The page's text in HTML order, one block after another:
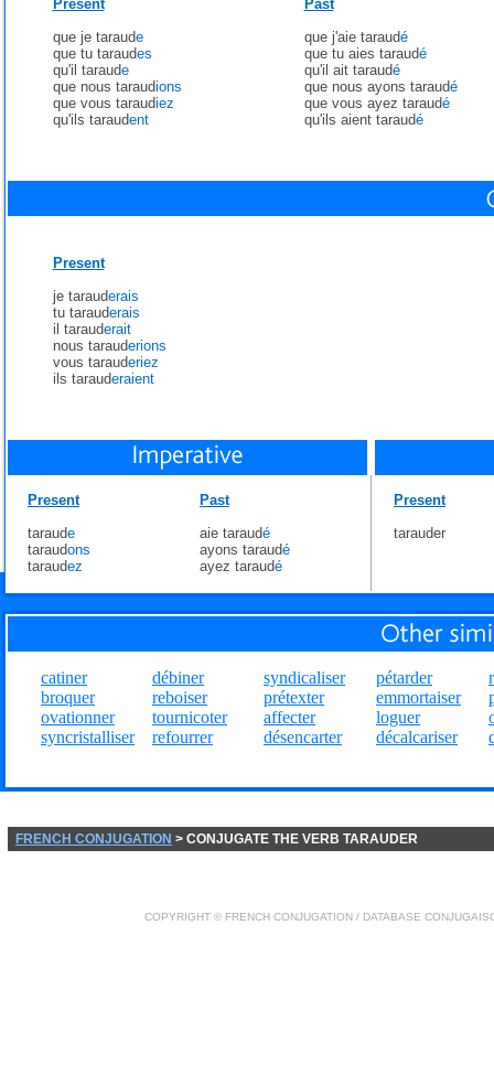
Present
que je taraude
que tu taraudes
qu'il taraude
que nous taraudions
que vous taraudiez
qu'ils taraudent
Past
que j'aie taraudé
que tu aies taraudé
qu'il ait taraudé
que nous ayons taraudé
que vous ayez taraudé
qu'ils aient taraudé
Present
je tarauderais
tu tarauderais
il tarauderait
nous tarauderions
vous tarauderiez
ils tarauderaient
Present
taraude
taraudons
taraudez
Past
aie taraudé
ayons taraudé
ayez taraudé
Present
tarauder
catiner
broquer
ovationner
syncristalliser
débiner
reboiser
tournicoter
refourrer
syndicaliser
prétexter
affecter
désencarter
pétarder
emmortaiser
loguer
décalcariser
FRENCH CONJUGATION > CONJUGATE THE VERB TARAUDER
COPYRIGHT © FRENCH CONJUGATION / DATABASE